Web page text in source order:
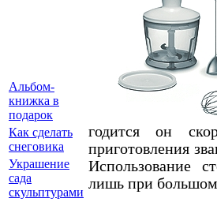
годится он
приготовления
Использование
лишь при большом
Альбом-
книжка в
подарок
Как сделать
снеговика
Украшение
сада
скульптурами